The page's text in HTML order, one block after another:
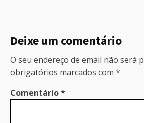
Deixe um comentário
O seu endereço de email não será
obrigatórios marcados com *
Comentário*